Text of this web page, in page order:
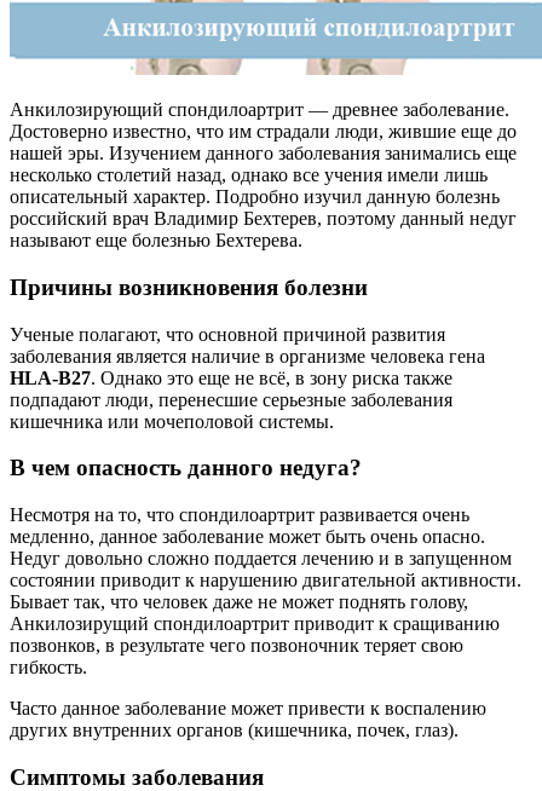
Анкилозирующий спондилоартрит — древнее заболевание.
Достоверно известно, что им страдали люди, жившие еще до
нашей эры. Изучением данного заболевания занимались еще
несколько столетий назад, однако все учения имели лишь
описательный характер. Подробно изучил данную болезнь
российский врач Владимир Бехтерев, поэтому данный недуг
называют еще болезнью Бехтерева.
Причины возникновения болезни
Ученые полагают, что основной причиной развития
заболевания является наличие в организме человека гена
HLA-B27. Однако это еще не всё, в зону риска также
подпадают люди, перенесшие серьезные заболевания
кишечника или мочеполовой системы.
В чем опасность данного недуга?
Несмотря на то, что спондилоартрит развивается очень
медленно, данное заболевание может быть очень опасно.
Недуг довольно сложно поддается лечению и в запущенном
состоянии приводит к нарушению двигательной активности.
Бывает так, что человек даже не может поднять голову,
Анкилозирущий спондилоартрит приводит к сращиванию
позвонков, в результате чего позвоночник теряет свою
гибкость.
Часто данное заболевание может привести к воспалению
других внутренних органов (кишечника, почек, глаз).
Симптомы заболевания